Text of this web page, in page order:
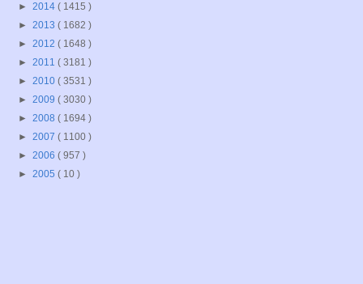
► 2014 ( 1415 )
► 2013 ( 1682 )
► 2012 ( 1648 )
► 2011 ( 3181 )
► 2010 ( 3531 )
► 2009 ( 3030 )
► 2008 ( 1694 )
► 2007 ( 1100 )
► 2006 ( 957 )
► 2005 ( 10 )